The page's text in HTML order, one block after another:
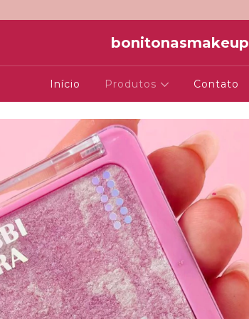
bonitonasmakeup
Início Produtos Contato